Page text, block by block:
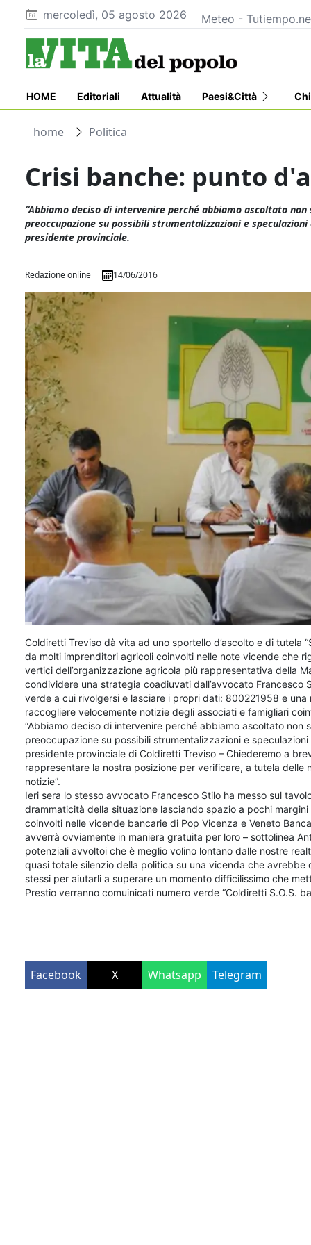
mercoledì, 05 agosto 2026 Meteo -
HOME Editoriali Attualità Paesi&Città
home Politica
Crisi banche: punto
“Abbiamo deciso di intervenire perché abbiamo ascoltato
preoccupazione su possibili strumentalizzazioni e
presidente provinciale.
Redazione online 14/06/2016
Coldiretti Treviso dà vita ad uno sportello d’ascolto e di tutela
da molti imprenditori agricoli coinvolti nelle note vicende che
vertici dell’organizzazione agricola più rappresentativa della
condividere una strategia coadiuvati dall’avvocato
verde a cui rivolgersi e lasciare i propri dati: 800221958 e
raccogliere velocemente notizie degli associati e famigliari
“Abbiamo deciso di intervenire perché abbiamo ascoltato non
preoccupazione su possibili strumentalizzazioni e
presidente provinciale di Coldiretti Treviso – Chiederemo a
rappresentare la nostra posizione per verificare, a tutela
notizie”.
Ieri sera lo stesso avvocato Francesco Stilo ha messo sul
drammaticità della situazione lasciando spazio a pochi
coinvolti nelle vicende bancarie di Pop Vicenza e Veneto
avverrà ovviamente in maniera gratuita per loro – sottolinea
potenziali avvoltoi che è meglio volino lontano dalle nostre
quasi totale silenzio della politica su una vicenda che
stessi per aiutarli a superare un momento difficilissimo che
Prestio verranno comuinicati numero verde “Coldiretti S.O.S.
Facebook X Whatsapp Telegram